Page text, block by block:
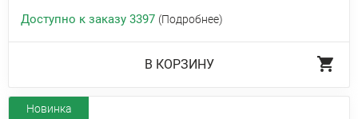
Доступно к заказу 3397 (Подробнее)
В КОРЗИНУ
Новинка